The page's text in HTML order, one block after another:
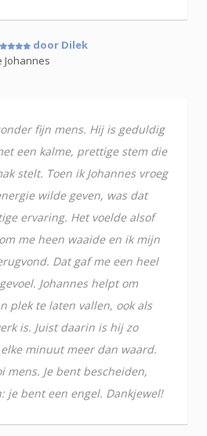
door Dilek
fijn mens. Hij is geduldig
een kalme, prettige stem die
stelt. Toen ik Johannes vroeg
wilde geven, was dat
ervaring. Het voelde alsof
me heen waaide en ik mijn
Dat gaf me een heel
Johannes helpt om
plek te laten vallen, ook als
is. Juist daarin is hij zo
minuut meer dan waard.
mens. Je bent bescheiden,
je bent een engel. Dankjewel!